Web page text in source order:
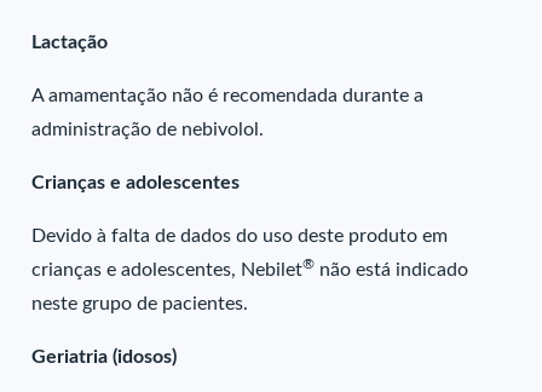
Lactação
A amamentação não é recomendada durante a
administração de nebivolol.
Crianças e adolescentes
Devido à falta de dados do uso deste produto em
crianças e adolescentes, Nebilet® não está indicado
neste grupo de pacientes.
Geriatria (idosos)